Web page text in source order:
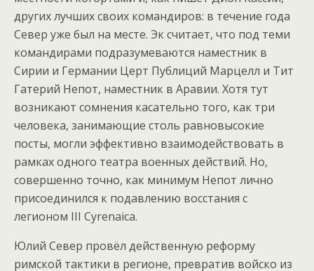
других лучших своих командиров: в течение года
Север уже был на месте. Эк считает, что под теми
командирами подразумеваются наместник в
Сирии и Германии Церт Публиций Марцелл и Тит
Гатерий Непот, наместник в Аравии. Хотя тут
возникают сомнения касательно того, как три
человека, занимающие столь равновысокие
посты, могли эффективно взаимодействовать в
рамках одного театра военных действий. Но,
совершенно точно, как минимум Непот лично
присоединился к подавлению восстания с
легионом III Cyrenaica.
Юлий Север провёл действенную реформу
римской тактики в регионе, превратив войско из